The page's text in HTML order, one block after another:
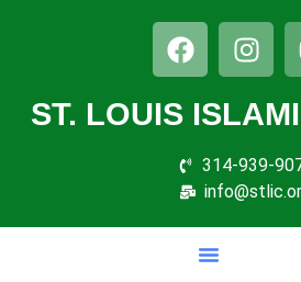
ST. LOUIS
314-939-